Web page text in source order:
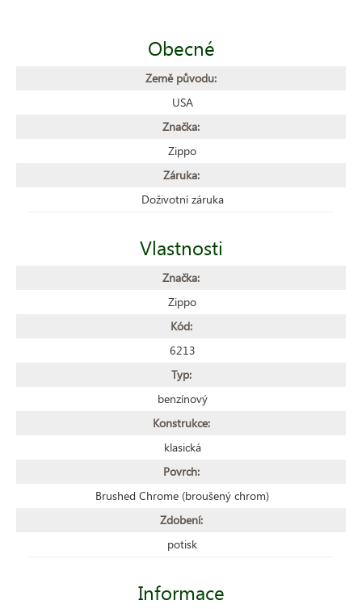
Obecné
Země původu:
USA
Značka:
Zippo
Záruka:
Doživotní záruka
Vlastnosti
Značka:
Zippo
Kód:
6213
Typ:
benzínový
Konstrukce:
klasická
Povrch:
Brushed Chrome (broušený chrom)
Zdobení:
potisk
Informace